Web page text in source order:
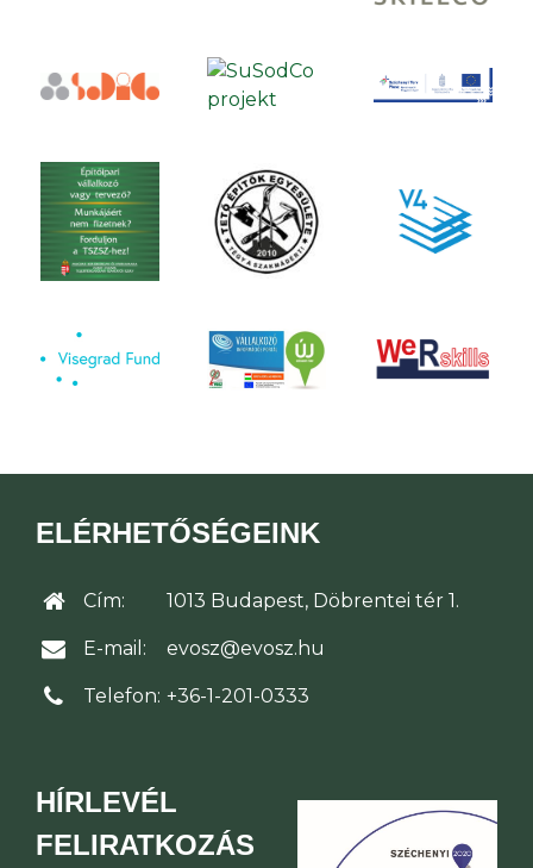
ELÉRHETŐSÉGEINK
Cím: 1013 Budapest, Döbrentei tér 1.
E-mail: evosz@evosz.hu
Telefon: +36-1-201-0333
HÍRLEVÉL
FELIRATKOZÁS